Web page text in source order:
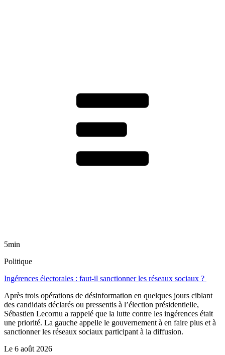
5min
Politique
Ingérences électorales : faut-il sanctionner les réseaux sociaux ?
Après trois opérations de désinformation en quelques jours ciblant
des candidats déclarés ou pressentis à l’élection présidentielle,
Sébastien Lecornu a rappelé que la lutte contre les ingérences était
une priorité. La gauche appelle le gouvernement à en faire plus et à
sanctionner les réseaux sociaux participant à la diffusion.
Le 6 août 2026